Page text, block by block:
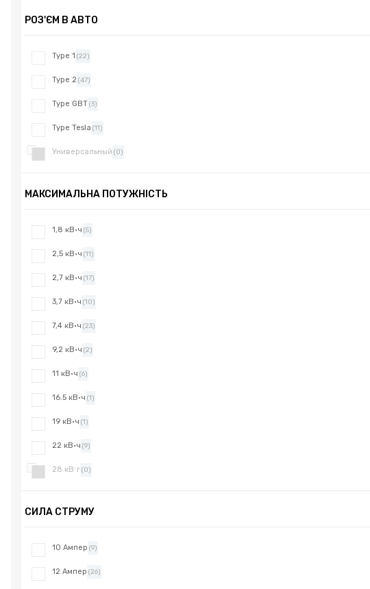
РОЗ'ЄМ В АВТО
Type 1 (22)
Type 2 (47)
Type GBT(3)
Type Tesla (11)
Универсальный (0)
МАКСИМАЛЬНА ПОТУЖНІСТЬ
1,8 кВ·ч (5)
2,5 кВ·ч (11)
2,7 кВ·ч (17)
3,7 кВ·ч (10)
7,4 кВ·ч (23)
9,2 кВ·ч (2)
11 кВ·ч (6)
16.5 кВ·ч (1)
19 кВ·ч (1)
22 кВ·ч (9)
28 кВ⋅г(0)
СИЛА СТРУМУ
10 Ампер (9)
12 Ампер (26)